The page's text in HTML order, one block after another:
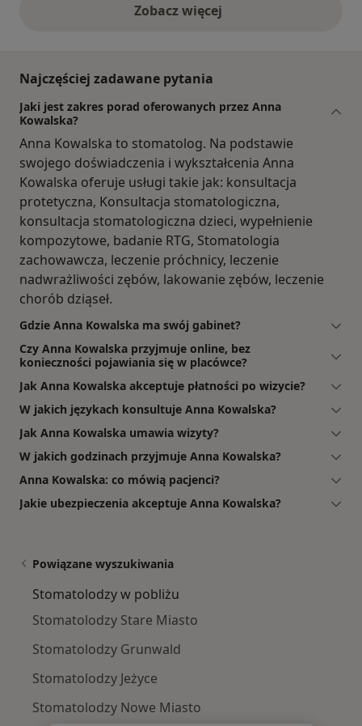
Zobacz więcejopinie powyżej
Najczęściej zadawane pytania
Jaki jest zakres porad oferowanych przez Anna
Kowalska?
Anna Kowalska to stomatolog. Na podstawie
swojego doświadczenia i wykształcenia Anna
Kowalska oferuje usługi takie jak: konsultacja
protetyczna, Konsultacja stomatologiczna,
konsultacja stomatologiczna dzieci, wypełnienie
kompozytowe, badanie RTG, Stomatologia
zachowawcza, leczenie próchnicy, leczenie
nadwrażliwości zębów, lakowanie zębów, leczenie
chorób dziąseł.
Gdzie Anna Kowalska ma swój gabinet?
Czy Anna Kowalska przyjmuje online, bez
konieczności pojawiania się w placówce?
Jak Anna Kowalska akceptuje płatności po wizycie?
W jakich językach konsultuje Anna Kowalska?
Jak Anna Kowalska umawia wizyty?
W jakich godzinach przyjmuje Anna Kowalska?
Anna Kowalska: co mówią pacjenci?
Jakie ubezpieczenia akceptuje Anna Kowalska?
Powiązane wyszukiwania
Stomatolodzy w pobliżu
Stomatolodzy Stare Miasto
Stomatolodzy Grunwald
Stomatolodzy Jeżyce
Stomatolodzy Nowe Miasto